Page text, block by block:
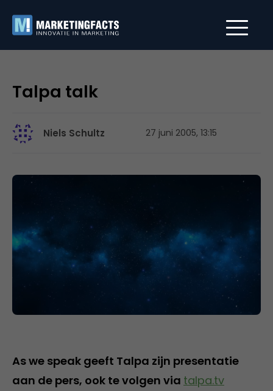
Talpa talk
Niels Schultz 27 juni 2005, 13:15
As we speak geeft Talpa zijn presentatie
aan de pers, ook te volgen via talpa.tv